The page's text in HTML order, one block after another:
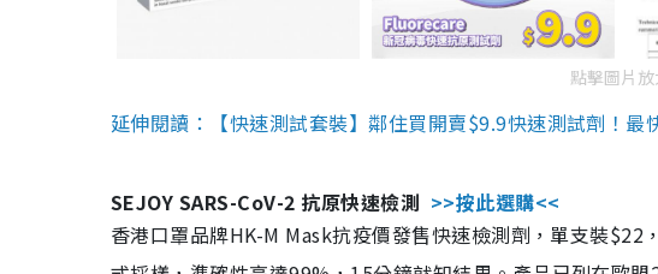
點擊圖片放
延伸閱讀：【快速測試套裝】鄰住買開賣$9.9快速測試劑！最
SEJOY SARS-CoV-2 抗原快速檢測 >>按此選購<<
香港口罩品牌HK-M Mask抗疫價發售快速檢測劑，單支裝